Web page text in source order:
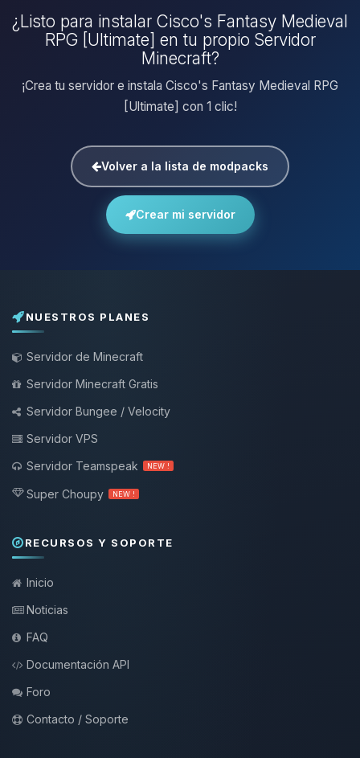
¿Listo para instalar Cisco's Fantasy Medieval
RPG [Ultimate] en tu propio Servidor
Minecraft?
¡Crea tu servidor e instala Cisco's Fantasy Medieval RPG
[Ultimate] con 1 clic!
Volver a la lista de modpacks
Crear mi servidor
NUESTROS PLANES
Servidor de Minecraft
Servidor Minecraft Gratis
Servidor Bungee / Velocity
Servidor VPS
Servidor Teamspeak
NEW !
Super Choupy NEW !
RECURSOS Y SOPORTE
Inicio
Noticias
FAQ
Documentación API
Foro
Contacto / Soporte